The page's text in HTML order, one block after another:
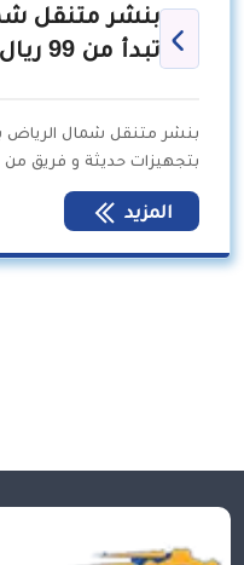
بنشر متنقل
تبدأ من 99 ريال سعودي
بنشر متنقل شمال
بتجهيزات حديثة و فريق من
المزيد